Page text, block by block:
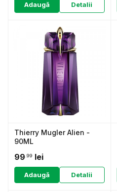
Adaugă Detalii
Thierry Mugler Alien -
90ML
99 .99 lei
Adaugă Detalii